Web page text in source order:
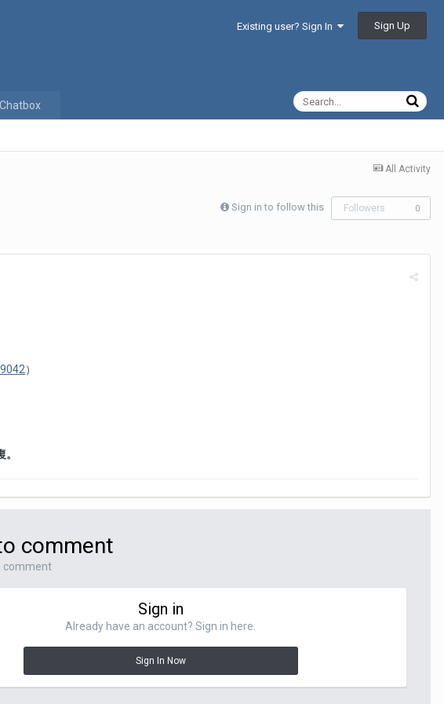
Existing user? Sign In Sign Up
Chatbox
All Activity
Sign in to follow this Followers 0
）
comment
comment
Sign in
Already have an account? Sign in here.
Sign In Now